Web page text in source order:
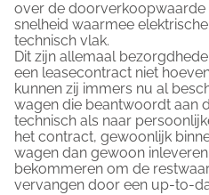
over de doorverkoopwaarde
snelheid waarmee
technisch vlak.
Dit zijn allemaal
een leasecontract niet
kunnen zij immers nu al
wagen die beantwoordt aan
technisch als naar
het contract, gewoonlijk
wagen dan gewoon
bekommeren om de
vervangen door een up-to-